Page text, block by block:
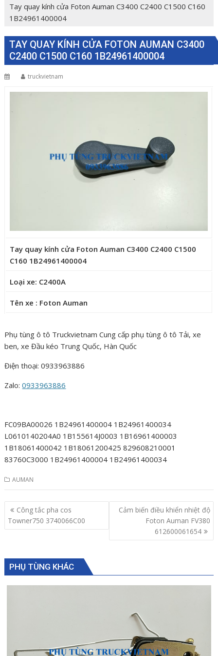
Tay quay kính cửa Foton Auman C3400 C2400 C1500 C160
1B24961400004
TAY QUAY KÍNH CỬA FOTON AUMAN C3400
C2400 C1500 C160 1B24961400004
truckvietnam
Tay quay kính cửa Foton Auman C3400 C2400 C1500
C160 1B24961400004
Loại xe: C2400A
Tên xe : Foton Auman
Phụ tùng ô tô Truckvietnam Cung cấp phụ tùng ô tô Tải, xe
ben, xe Đầu kéo Trung Quốc, Hàn Quốc
Điện thoại: 0933963886
Zalo:0933963886
FC09BA00026 1B24961400004 1B24961400034
L0610140204A0 1B155614J0003 1B16961400003
1B18061400042 1B18061200425 829608210001
83760C3000 1B24961400004 1B24961400034
AUMAN
Post
navigation
Công tắc pha cos
Towner750 3740066C00
Cảm biến điều khiển nhiệt độ
Foton Auman FV380
612600061654
PHỤ TÙNG KHÁC